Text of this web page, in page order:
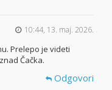
10:44, 13. maj. 2026.
Prelepo je videti
Čačka.
Odgovori